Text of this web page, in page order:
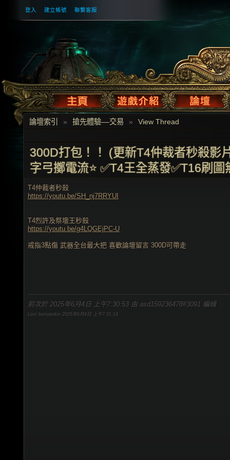
登入 建立帳號 聯繫客服
論壇索引 » 搶先體驗––交易 » View Thread
300D打包！！ (更新T4仲裁者秒殺影
字弓擲電流⭐ ✅T4王全蒸發✅T16刷
T4仲裁者秒殺
https://youtu.be/SH_nj7RRYUI
T4烈許及祭壇王秒殺
https://youtu.be/g4LQGEjPC-U
戒指3點傷 武器全台最大把 喜歡論壇留言 300D可帶走
前次於 2025年6月4日 上午7:30:53 由 asd159236478#3091 編緝
Last bumpedon 2025年6月4日 上午7:31:14